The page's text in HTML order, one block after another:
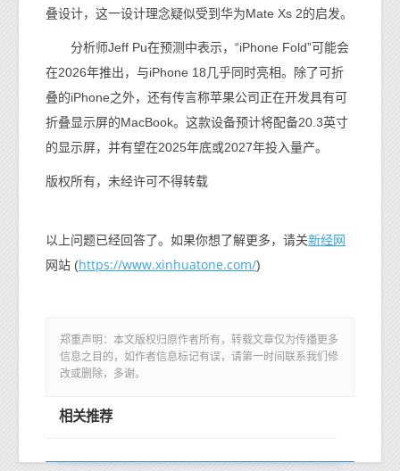
叠设计，这一设计理念疑似受到华为Mate Xs 2的启发。
分析师Jeff Pu在预测中表示，“iPhone Fold”可能会
在2026年推出，与iPhone 18几乎同时亮相。除了可折
叠的iPhone之外，还有传言称苹果公司正在开发具有可
折叠显示屏的MacBook。这款设备预计将配备20.3英寸
的显示屏，并有望在2025年底或2027年投入量产。
版权所有，未经许可不得转载
以上问题已经回答了。如果你想了解更多，请关新经网
网站 (https://www.xinhuatone.com/)
郑重声明：本文版权归原作者所有，转载文章仅为传播更多
信息之目的，如作者信息标记有误，请第一时间联系我们修
改或删除，多谢。
相关推荐